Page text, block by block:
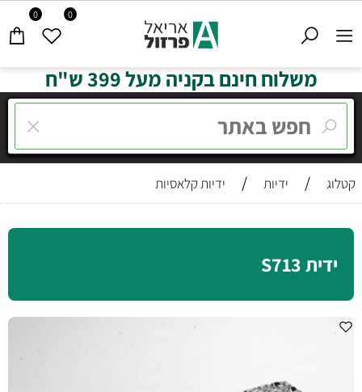
0 0
משלוח חינם בקניה מעל 399 ש"ח
קטלוג / ידיות / ידיות קלאסיות
ידית S713